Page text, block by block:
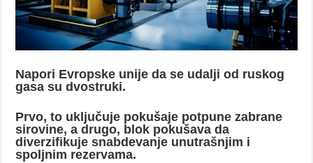
Napori Evropske unije da se udalji od ruskog
gasa su dvostruki.
Prvo, to uključuje pokušaje potpune zabrane
sirovine, a drugo, blok pokušava da
diverzifikuje snabdevanje unutrašnjim i
spoljnim rezervama.